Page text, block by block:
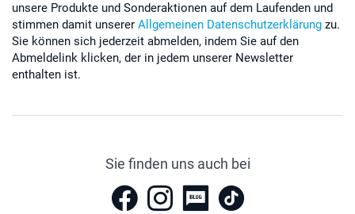
unsere Produkte und Sonderaktionen auf dem Laufenden und
stimmen damit unserer Allgemeinen Datenschutzerklärung zu.
Sie können sich jederzeit abmelden, indem Sie auf den
Abmeldelink klicken, der in jedem unserer Newsletter
enthalten ist.
Sie finden uns auch bei